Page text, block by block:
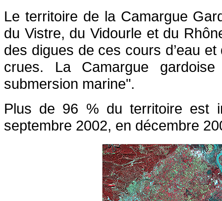
Le territoire de la Camargue
du Vistre, du Vidourle et du
des digues de ces cours d’eau
crues. La Camargue
submersion marine".
Plus de 96 % du territoire est
septembre 2002, en décembre